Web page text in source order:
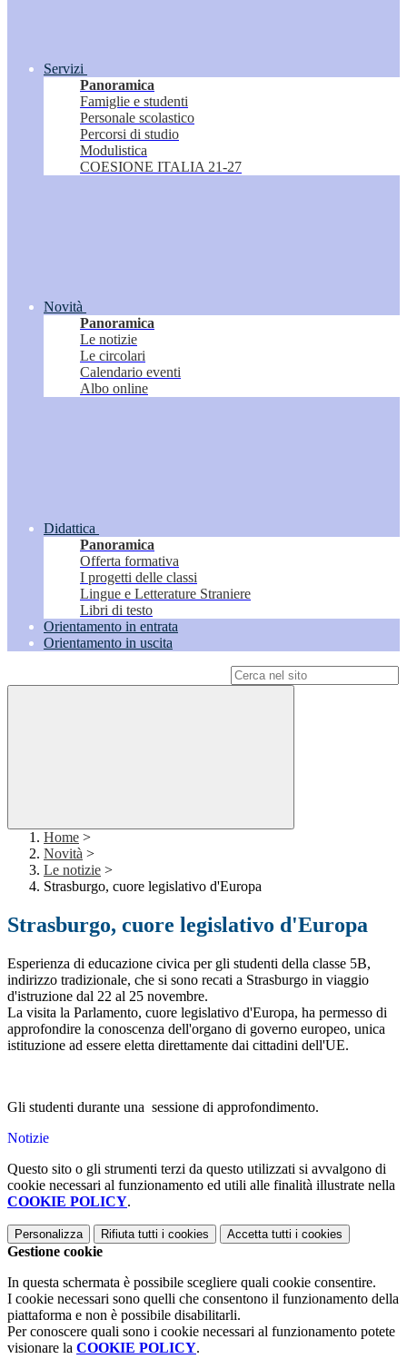
Servizi
Panoramica
Famiglie e studenti
Personale scolastico
Percorsi di studio
Modulistica
COESIONE ITALIA 21-27
Novità
Panoramica
Le notizie
Le circolari
Calendario eventi
Albo online
Didattica
Panoramica
Offerta formativa
I progetti delle classi
Lingue e Letterature Straniere
Libri di testo
Orientamento in entrata
Orientamento in uscita
Home >
Novità >
Le notizie >
Strasburgo, cuore legislativo d'Europa
Strasburgo, cuore legislativo d'Europa
Esperienza di educazione civica per gli studenti della classe 5B,
indirizzo tradizionale, che si sono recati a Strasburgo in viaggio
d'istruzione dal 22 al 25 novembre.
La visita la Parlamento, cuore legislativo d'Europa, ha permesso di
approfondire la conoscenza dell'organo di governo europeo, unica
istituzione ad essere eletta direttamente dai cittadini dell'UE.
Gli studenti durante una sessione di approfondimento.
Notizie
Questo sito o gli strumenti terzi da questo utilizzati si avvalgono di
cookie necessari al funzionamento ed utili alle finalità illustrate nella
COOKIE POLICY.
Personalizza Rifiuta tutti i cookies Accetta tutti i cookies
Gestione cookie
In questa schermata è possibile scegliere quali cookie consentire.
I cookie necessari sono quelli che consentono il funzionamento della
piattaforma e non è possibile disabilitarli.
Per conoscere quali sono i cookie necessari al funzionamento potete
visionare la COOKIE POLICY.